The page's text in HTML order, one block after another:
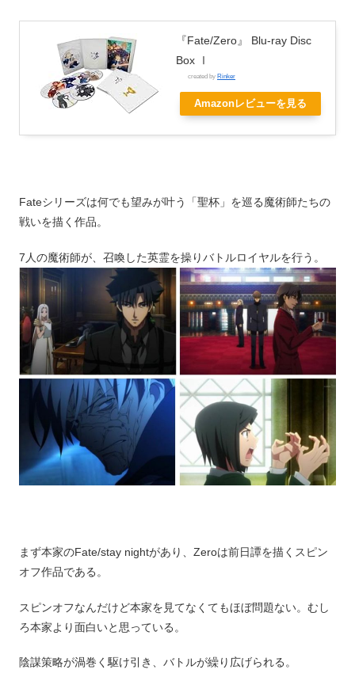
『Fate/Zero』 Blu-ray Disc
Box Ⅰ
created by Rinker
Amazonレビューを見る
Fateシリーズは何でも望みが叶う「聖杯」を巡る魔術師たちの
戦いを描く作品。
7人の魔術師が、召喚した英霊を操りバトルロイヤルを行う。
まず本家のFate/stay nightがあり、Zeroは前日譚を描くスピン
オフ作品である。
スピンオフなんだけど本家を見てなくてもほぼ問題ない。むし
ろ本家より面白いと思っている。
陰謀策略が渦巻く駆け引き、バトルが繰り広げられる。